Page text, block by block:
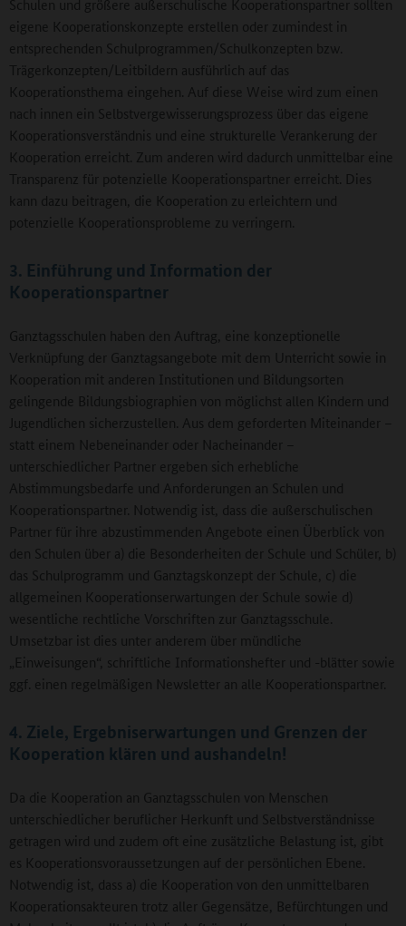
Schulen und größere außerschulische Kooperationspartner sollten
eigene Kooperationskonzepte erstellen oder zumindest in
entsprechenden Schulprogrammen/Schulkonzepten bzw.
Trägerkonzepten/Leitbildern ausführlich auf das
Kooperationsthema eingehen. Auf diese Weise wird zum einen
nach innen ein Selbstvergewisserungsprozess über das eigene
Kooperationsverständnis und eine strukturelle Verankerung der
Kooperation erreicht. Zum anderen wird dadurch unmittelbar eine
Transparenz für potenzielle Kooperationspartner erreicht. Dies
kann dazu beitragen, die Kooperation zu erleichtern und
potenzielle Kooperationsprobleme zu verringern.
3. Einführung und Information der
Kooperationspartner
Ganztagsschulen haben den Auftrag, eine konzeptionelle
Verknüpfung der Ganztagsangebote mit dem Unterricht sowie in
Kooperation mit anderen Institutionen und Bildungsorten
gelingende Bildungsbiographien von möglichst allen Kindern und
Jugendlichen sicherzustellen. Aus dem geforderten Miteinander –
statt einem Nebeneinander oder Nacheinander –
unterschiedlicher Partner ergeben sich erhebliche
Abstimmungsbedarfe und Anforderungen an Schulen und
Kooperationspartner. Notwendig ist, dass die außerschulischen
Partner für ihre abzustimmenden Angebote einen Überblick von
den Schulen über a) die Besonderheiten der Schule und Schüler, b)
das Schulprogramm und Ganztagskonzept der Schule, c) die
allgemeinen Kooperationserwartungen der Schule sowie d)
wesentliche rechtliche Vorschriften zur Ganztagsschule.
Umsetzbar ist dies unter anderem über mündliche
„Einweisungen“, schriftliche Informationshefter und -blätter sowie
ggf. einen regelmäßigen Newsletter an alle Kooperationspartner.
4. Ziele, Ergebniserwartungen und Grenzen der
Kooperation klären und aushandeln!
Da die Kooperation an Ganztagsschulen von Menschen
unterschiedlicher beruflicher Herkunft und Selbstverständnisse
getragen wird und zudem oft eine zusätzliche Belastung ist, gibt
es Kooperationsvoraussetzungen auf der persönlichen Ebene.
Notwendig ist, dass a) die Kooperation von den unmittelbaren
Kooperationsakteuren trotz aller Gegensätze, Befürchtungen und